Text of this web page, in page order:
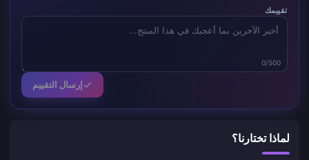
تقييمك
0/500
إرسال التقييم
لماذا تختارنا؟